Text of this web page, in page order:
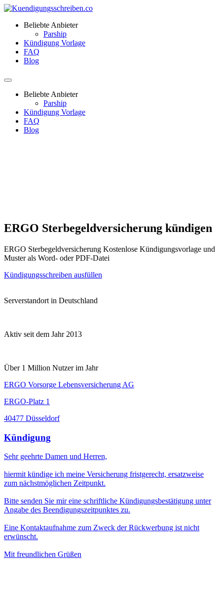
Beliebte Anbieter
Parship
Kündigung Vorlage
FAQ
Blog
Beliebte Anbieter
Parship
Kündigung Vorlage
FAQ
Blog
ERGO Sterbegeldversicherung kündigen
ERGO Sterbegeldversicherung Kostenlose Kündigungsvorlage und
Muster als Word- oder PDF-Datei
Kündigungsschreiben ausfüllen
Serverstandort in Deutschland
Aktiv seit dem Jahr 2013
Über 1 Million Nutzer im Jahr
ERGO Vorsorge Lebensversicherung AG
ERGO-Platz 1
40477 Düsseldorf
Kündigung
Sehr geehrte Damen und Herren,
hiermit kündige ich meine Versicherung fristgerecht, ersatzweise
zum nächstmöglichen Zeitpunkt.
Bitte senden Sie mir eine schriftliche Kündigungsbestätigung unter
Angabe des Beendigungszeitpunktes zu.
Eine Kontaktaufnahme zum Zweck der Rückwerbung ist nicht
erwünscht.
Mit freundlichen Grüßen